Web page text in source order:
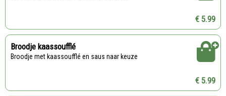
€ 5.99
Broodje kaassoufflé
Broodje met kaassoufflé en saus naar keuze
€ 5.99